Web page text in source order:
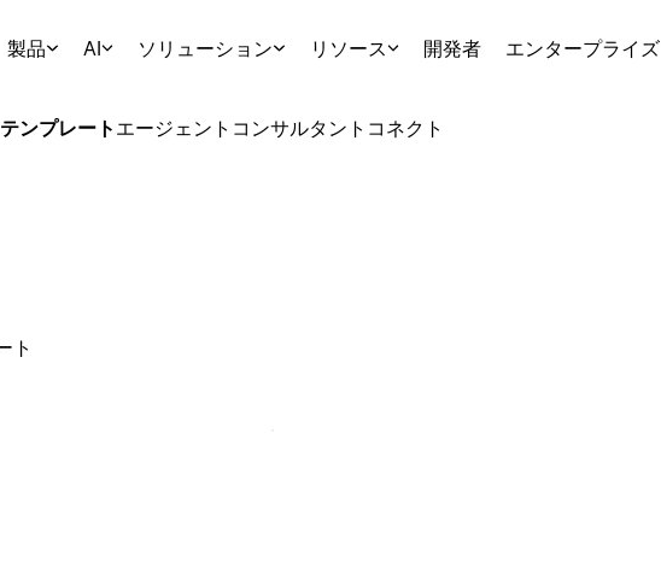
製品 AI ソリューション リソース 開発者 エンタープライズ
テンプレート エージェント コンサルタント コネクト
ト